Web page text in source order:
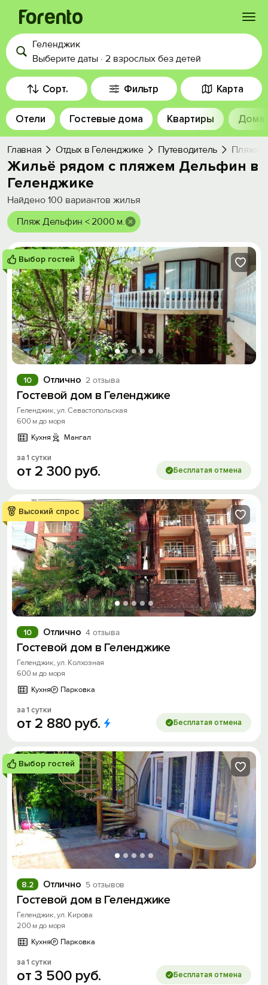
Войти
Избранное
История просмотра
Добавить свой объект
Геленджик
Выберите даты · 2 взрослых без детей
Сорт. Фильтр Карта
Отели Гостевые дома Квартиры Дома
Главная Отдых в Геленджике Путеводитель Пляжи
Жильё рядом с пляжем Дельфин в
Геленджике
Найдено 100 вариантов жилья
Пляж Дельфин < 2000 м.
Выбор гостей
Отлично 2 отзыва
10
Гостевой дом в Геленджике
Геленджик, ул. Севастопольская
600 м до моря
Кухня
Мангал
за 1 сутки
от 2 300 руб. Бесплатая отмена
Высокий спрос
Отлично 4 отзыва
10
Гостевой дом в Геленджике
Геленджик, ул. Колхозная
600 м до моря
Кухня
Парковка
за 1 сутки
от 2 880 руб. Бесплатая отмена
Выбор гостей
Отлично 5 отзывов
8.2
Гостевой дом в Геленджике
Геленджик, ул. Кирова
200 м до моря
Кухня
Парковка
за 1 сутки
от3 500 руб. Бесплатая отмена